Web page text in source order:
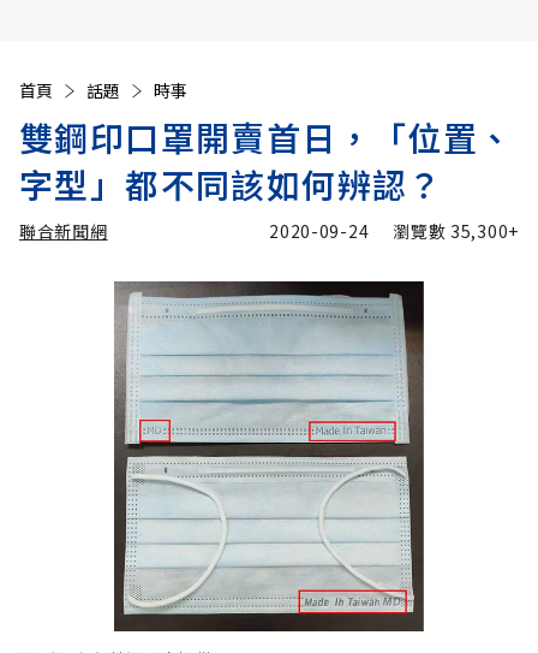
首頁 話題 時事
雙鋼印口罩開賣首日，「位置、
字型」都不同該如何辨認？
聯合新聞網 2020-09-24 瀏覽數 35,300+